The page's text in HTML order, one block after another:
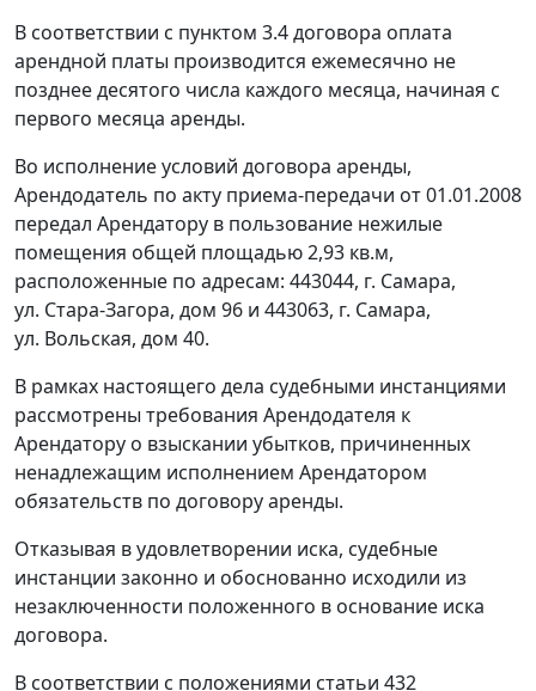
В соответствии с пунктом 3.4 договора оплата
арендной платы производится ежемесячно не
позднее десятого числа каждого месяца, начиная с
первого месяца аренды.
Во исполнение условий договора аренды,
Арендодатель по акту приема-передачи от 01.01.2008
передал Арендатору в пользование нежилые
помещения общей площадью 2,93 кв.м,
расположенные по адресам: 443044, г. Самара,
ул. Стара-Загора, дом 96 и 443063, г. Самара,
ул. Вольская, дом 40.
В рамках настоящего дела судебными инстанциями
рассмотрены требования Арендодателя к
Арендатору о взыскании убытков, причиненных
ненадлежащим исполнением Арендатором
обязательств по договору аренды.
Отказывая в удовлетворении иска, судебные
инстанции законно и обоснованно исходили из
незаключенности положенного в основание иска
договора.
В соответствии с положениями статьи 432